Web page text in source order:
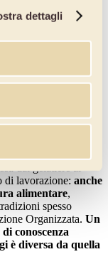
dettagli
un impatto
indubbio che se
ad acquistare, ma
ci sono dei
con la clientela
livelli di
in cui il cliente si
dal gelatiere ai
di lavorazione: anche
alimentare,
spesso
Organizzata. Un
conoscenza
è diversa da quella